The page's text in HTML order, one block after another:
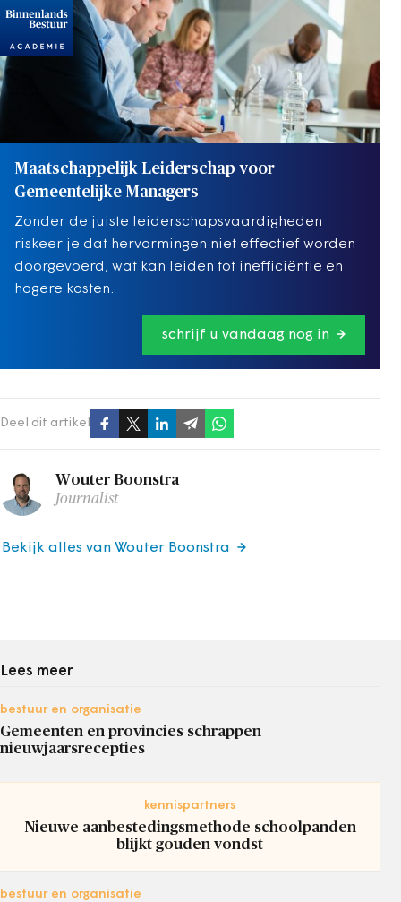
Maatschappelijk Leiderschap voor
Gemeentelijke Managers
Zonder de juiste leiderschapsvaardigheden
riskeer je dat hervormingen niet effectief worden
doorgevoerd, wat kan leiden tot inefficiëntie en
hogere kosten.
schrijf u vandaag nog in
Deel dit artikel
Wouter Boonstra
Journalist
Bekijk alles van Wouter Boonstra
Lees meer
bestuur en organisatie
Gemeenten en provincies schrappen
nieuwjaarsrecepties
kennispartners
Nieuwe aanbestedingsmethode schoolpanden
blijkt gouden vondst
bestuur en organisatie